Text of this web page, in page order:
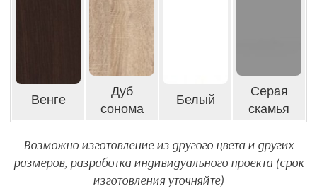
Венге
Дуб
сонома
Белый
Серая
скамья
Возможно изготовление из другого цвета и других
размеров, разработка индивидуального проекта (срок
изготовления уточняйте)